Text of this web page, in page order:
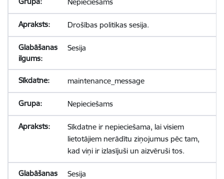
Drošības politikas sesija.
Sesija
maintenance_message
Nepieciešams
Sīkdatne ir nepieciešama, lai visiem
lietotājiem nerādītu ziņojumus pēc tam,
kad viņi ir izlasījuši un aizvēruši tos.
Sesija